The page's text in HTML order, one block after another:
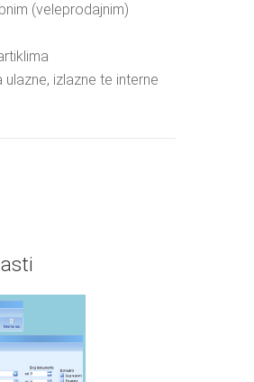
(veleprodajnim)
ulazne, izlazne te interne